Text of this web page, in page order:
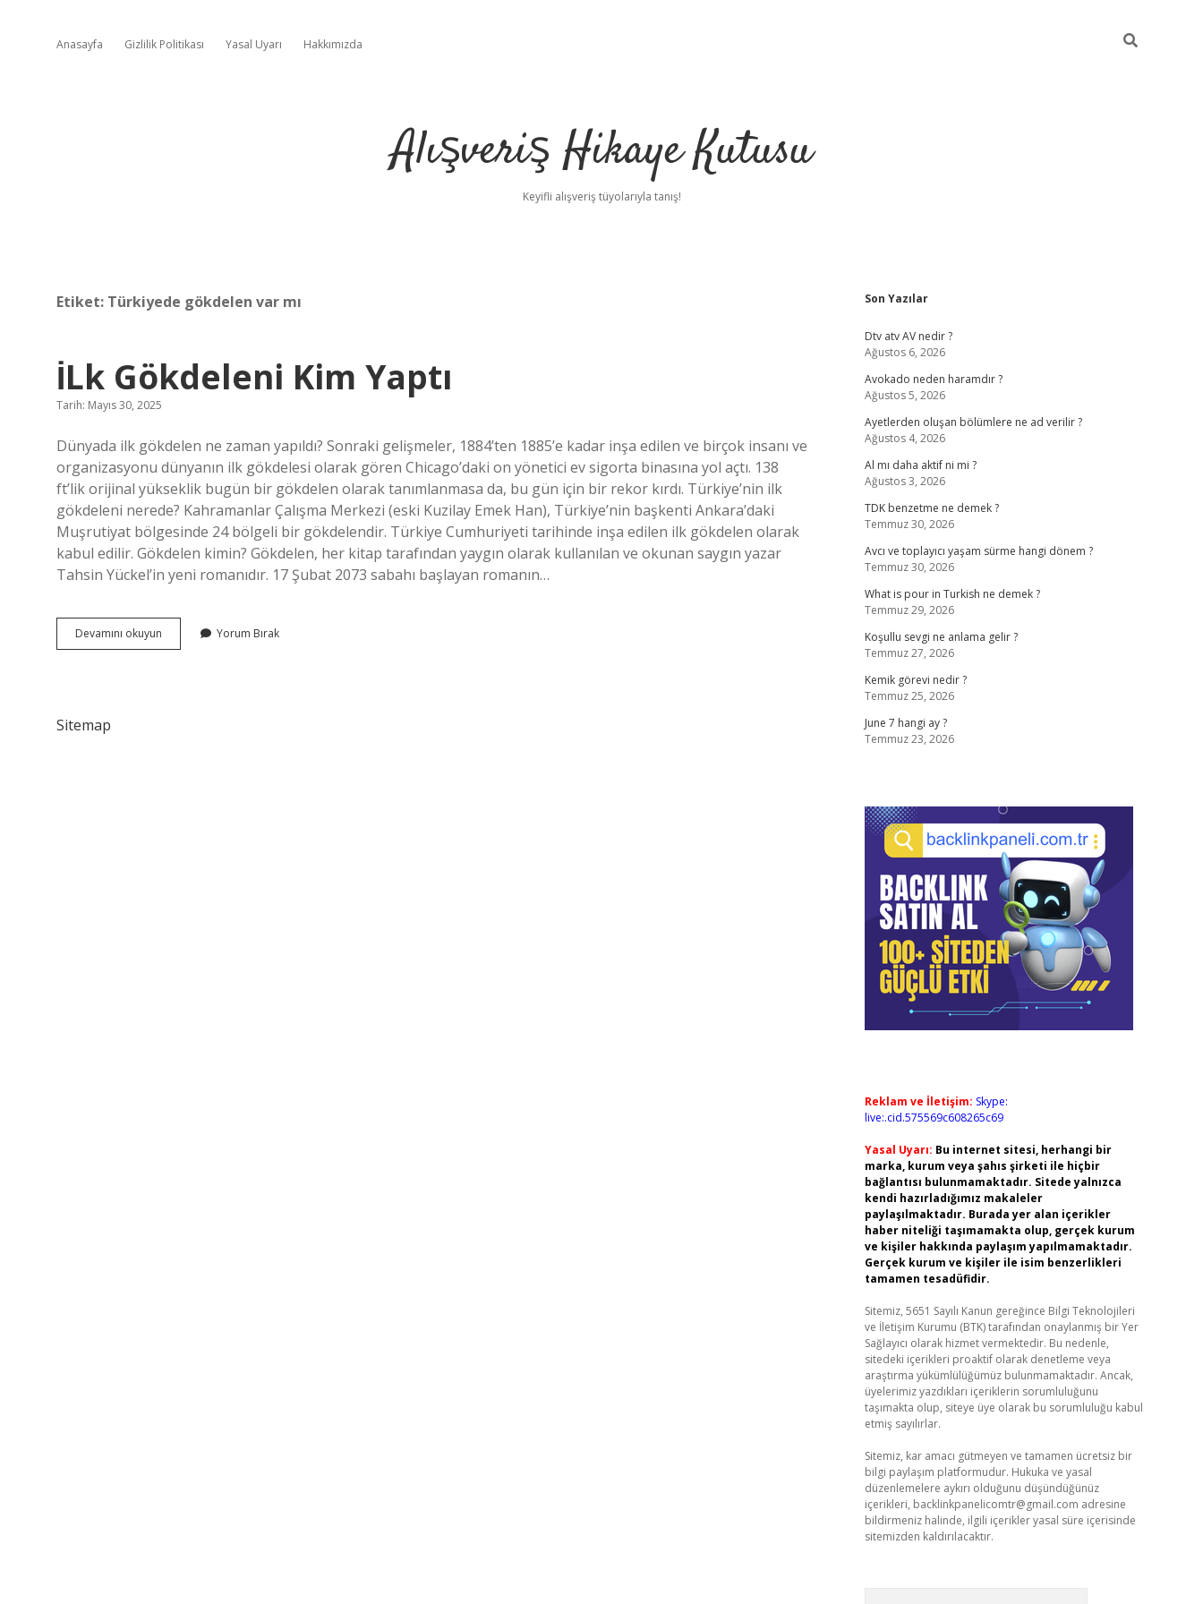
Anasayfa Gizlilik Politikası Yasal Uyarı Hakkımızda
Alışveriş Hikaye Kutusu
Keyifli alışveriş tüyolarıyla tanış!
Etiket: Türkiyede gökdelen var mı
İLk Gökdeleni Kim Yaptı
Tarih: Mayıs 30, 2025
Dünyada ilk gökdelen ne zaman yapıldı? Sonraki gelişmeler, 1884’ten 1885’e kadar inşa edilen ve birçok insanı ve
organizasyonu dünyanın ilk gökdelesi olarak gören Chicago’daki on yönetici ev sigorta binasına yol açtı. 138
ft’lik orijinal yükseklik bugün bir gökdelen olarak tanımlanmasa da, bu gün için bir rekor kırdı. Türkiye’nin ilk
gökdeleni nerede? Kahramanlar Çalışma Merkezi (eski Kuzilay Emek Han), Türkiye’nin başkenti Ankara’daki
Muşrutiyat bölgesinde 24 bölgeli bir gökdelendir. Türkiye Cumhuriyeti tarihinde inşa edilen ilk gökdelen olarak
kabul edilir. Gökdelen kimin? Gökdelen, her kitap tarafından yaygın olarak kullanılan ve okunan saygın yazar
Tahsin Yückel’in yeni romanıdır. 17 Şubat 2073 sabahı başlayan romanın…
Devamını okuyun
Gökdeleni
Yorum Bırak
Sitemap
Sidebar
Son Yazılar
Dtv atv AV nedir ?
Ağustos 6, 2026
Avokado neden haramdır ?
Ağustos 5, 2026
Ayetlerden oluşan bölümlere ne ad verilir ?
Ağustos 4, 2026
Al mı daha aktif ni mi ?
Ağustos 3, 2026
TDK benzetme ne demek ?
Temmuz 30, 2026
Avcı ve toplayıcı yaşam sürme hangi dönem ?
Temmuz 30, 2026
What is pour in Turkish ne demek ?
Temmuz 29, 2026
Koşullu sevgi ne anlama gelir ?
Temmuz 27, 2026
Kemik görevi nedir ?
Temmuz 25, 2026
June 7 hangi ay ?
Temmuz 23, 2026
Reklam ve İletişim: Skype:
live:.cid.575569c608265c69
Yasal Uyarı: Bu internet sitesi, herhangi bir
marka, kurum veya şahıs şirketi ile hiçbir
bağlantısı bulunmamaktadır. Sitede yalnızca
kendi hazırladığımız makaleler
paylaşılmaktadır. Burada yer alan içerikler
haber niteliği taşımamakta olup, gerçek kurum
ve kişiler hakkında paylaşım yapılmamaktadır.
Gerçek kurum ve kişiler ile isim benzerlikleri
tamamen tesadüfidir.
Sitemiz, 5651 Sayılı Kanun gereğince Bilgi Teknolojileri
ve İletişim Kurumu (BTK) tarafından onaylanmış bir Yer
Sağlayıcı olarak hizmet vermektedir. Bu nedenle,
sitedeki içerikleri proaktif olarak denetleme veya
araştırma yükümlülüğümüz bulunmamaktadır. Ancak,
üyelerimiz yazdıkları içeriklerin sorumluluğunu
taşımakta olup, siteye üye olarak bu sorumluluğu kabul
etmiş sayılırlar.
Sitemiz, kar amacı gütmeyen ve tamamen ücretsiz bir
bilgi paylaşım platformudur. Hukuka ve yasal
düzenlemelere aykırı olduğunu düşündüğünüz
içerikleri, backlinkpanelicomtr@gmail.com adresine
bildirmeniz halinde, ilgili içerikler yasal süre içerisinde
sitemizden kaldırılacaktır.